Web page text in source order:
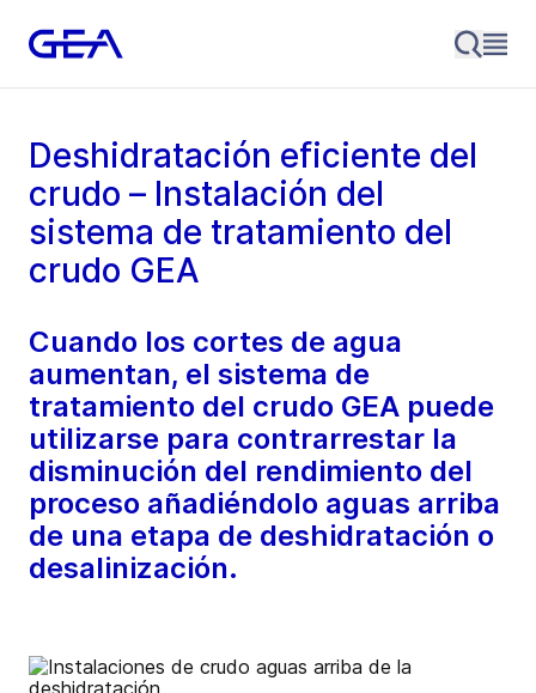
Deshidratación eficiente del
crudo – Instalación del
sistema de tratamiento del
crudo GEA
Cuando los cortes de agua
aumentan, el sistema de
tratamiento del crudo GEA puede
utilizarse para contrarrestar la
disminución del rendimiento del
proceso añadiéndolo aguas arriba
de una etapa de deshidratación o
desalinización.